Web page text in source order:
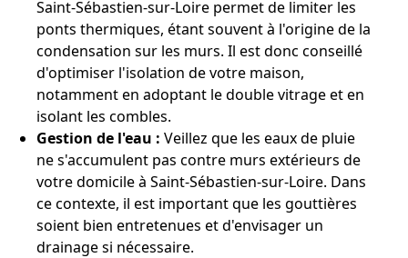
Saint-Sébastien-sur-Loire permet de limiter les
ponts thermiques, étant souvent à l'origine de la
condensation sur les murs. Il est donc conseillé
d'optimiser l'isolation de votre maison,
notamment en adoptant le double vitrage et en
isolant les combles.
Gestion de l'eau : Veillez que les eaux de pluie
ne s'accumulent pas contre murs extérieurs de
votre domicile à Saint-Sébastien-sur-Loire. Dans
ce contexte, il est important que les gouttières
soient bien entretenues et d'envisager un
drainage si nécessaire.